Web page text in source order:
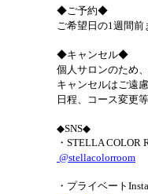
◆ご予約◆
ご希望日の1週間前
◆キャンセル◆
個人サロンのため
キャンセルはご遠
日程、コース変更
◆SNS◆
・STELLA COLOR
@stellacolorroom
・プライベート